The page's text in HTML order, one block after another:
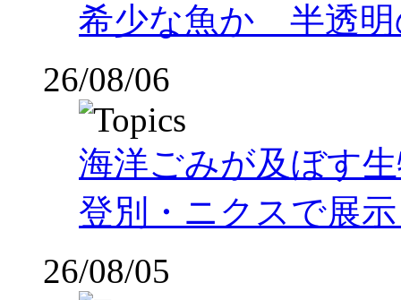
希少な魚か 半透明
26/08/06
海洋ごみが及ぼす
登別・ニクスで展
26/08/05